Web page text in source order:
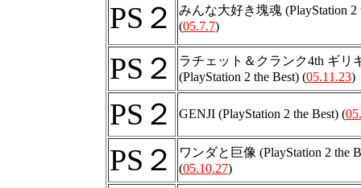
PS２
みんな大好き塊魂 (PlayStation 2
(05.7.7)
PS２
ラチェット＆クランク4th ギリ
(PlayStation 2 the Best) (05.11.23)
PS２ GENJI (PlayStation 2 the Best) (
PS２
ワンダと巨像 (PlayStation 2 the
(05.10.27)